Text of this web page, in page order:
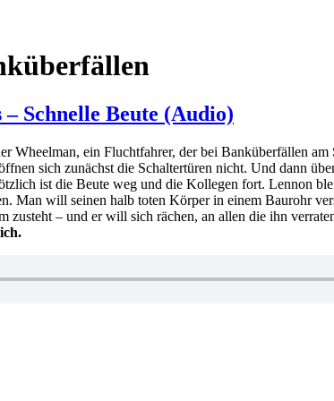
Schnelle Beute (Audio)
Wheelman, ein Fluchtfahrer, der bei Banküberfällen
sich zunächst die Schaltertüren nicht. Und dann
ist die Beute weg und die Kollegen fort. Lennon
Man will seinen halb toten Körper in einem Baurohr
zusteht – und er will sich rächen, an allen die ihn